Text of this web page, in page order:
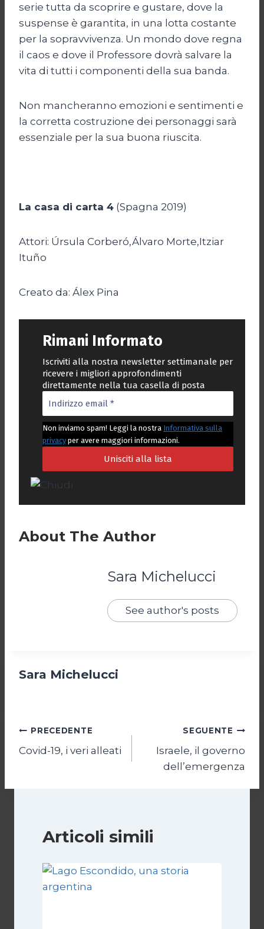
serie tutta da scoprire e gustare, dove la
suspense è garantita, in una lotta costante
per la sopravvivenza. Un mondo dove regna
il caos e dove il Professore dovrà salvare la
vita di tutti i componenti della sua banda.
Non mancheranno emozioni e sentimenti e
la corretta costruzione dei personaggi sarà
essenziale per la sua buona riuscita.
La casa di carta 4 (Spagna 2019)
Attori: Úrsula Corberó,Álvaro Morte,Itziar
Ituño
Creato da: Álex Pina
Rimani Informato
Iscriviti alla nostra newsletter settimanale per
ricevere i migliori approfondimenti
direttamente nella tua casella di posta
Non inviamo spam! Leggi la nostra Informativa sulla
privacy per avere maggiori informazioni.
About The Author
Sara Michelucci
See author's posts
Sara Michelucci
Navigazione
articoli
PRECEDENTE
Covid-19, i veri alleati
SEGUENTE
Israele, il governo
dell’emergenza
Articoli simili